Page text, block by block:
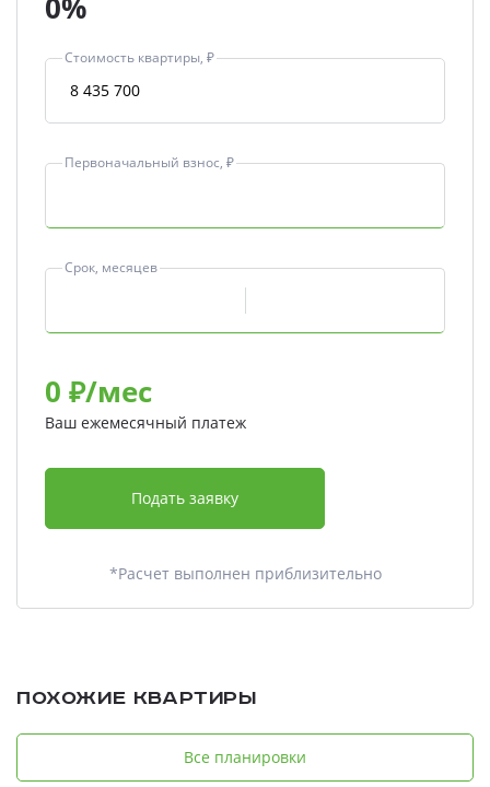
Стоимость квартиры, ₽
Первоначальный взнос, ₽
Срок, месяцев
0 ₽/мес
Ваш ежемесячный платеж
Подать заявку
*Расчет выполнен приблизительно
Похожие квартиры
Все планировки